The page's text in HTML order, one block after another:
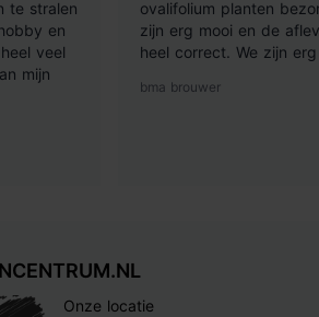
te stralen
en
veel
mijn
ovalifolium planten
zijn erg mooi en de
heel correct. We zijn
bma brouwer
Onze locatie